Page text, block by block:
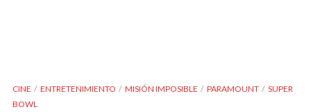
CINE ENTRETENIMIENTO MISIÓN IMPOSIBLE PARAMOUNT
SUPER
BOWL